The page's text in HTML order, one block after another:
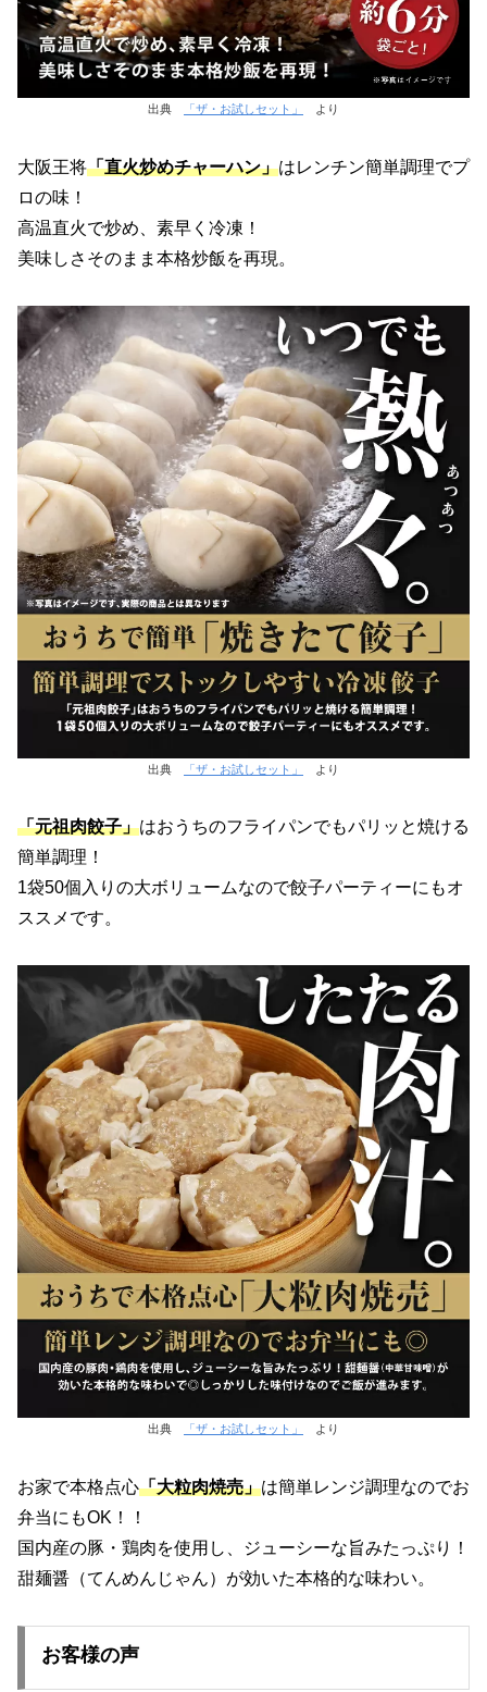
出典 「ザ・お試しセット」 より
大阪王将「直火炒めチャーハン」はレンチン簡単調理でプ
ロの味！
高温直火で炒め、素早く冷凍！
美味しさそのまま本格炒飯を再現。
出典 「ザ・お試しセット」 より
「元祖肉餃子」はおうちのフライパンでもパリッと焼ける
簡単調理！
1袋50個入りの大ボリュームなので餃子パーティーにもオ
ススメです。
出典 「ザ・お試しセット」 より
お家で本格点心「大粒肉焼売」は簡単レンジ調理なのでお
弁当にもOK！！
国内産の豚・鶏肉を使用し、ジューシーな旨みたっぷり！
甜麺醤（てんめんじゃん）が効いた本格的な味わい。
お客様の声